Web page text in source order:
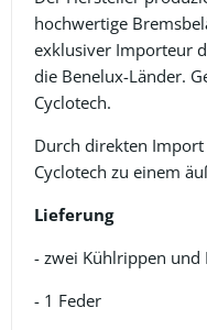
hochwertige
exklusiver Importeur
die Benelux-Länder.
Cyclotech.
Durch direkten
Cyclotech zu einem
Lieferung
- zwei Kühlrippen und
- 1 Feder